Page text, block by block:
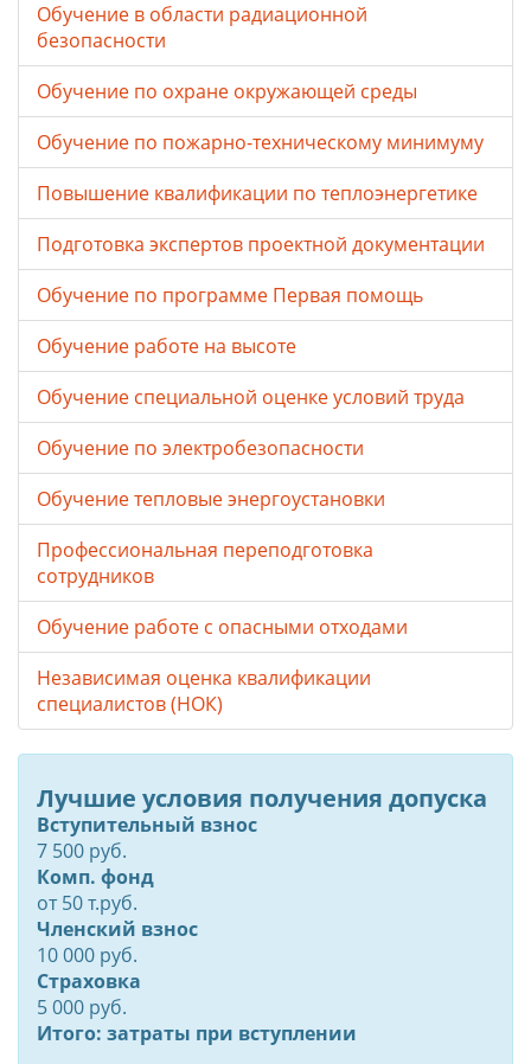
Обучение в области радиационной
безопасности
Обучение по охране окружающей среды
Обучение по пожарно-техническому минимуму
Повышение квалификации по теплоэнергетике
Подготовка экспертов проектной документации
Обучение по программе Первая помощь
Обучение работе на высоте
Обучение специальной оценке условий труда
Обучение по электробезопасности
Обучение тепловые энергоустановки
Профессиональная переподготовка
сотрудников
Обучение работе с опасными отходами
Независимая оценка квалификации
специалистов (НОК)
Лучшие условия получения допуска
Вступительный взнос
7 500 руб.
Комп. фонд
от50т.руб.
Членский взнос
10 000 руб.
Страховка
5 000 руб.
Итого: затраты при вступлении